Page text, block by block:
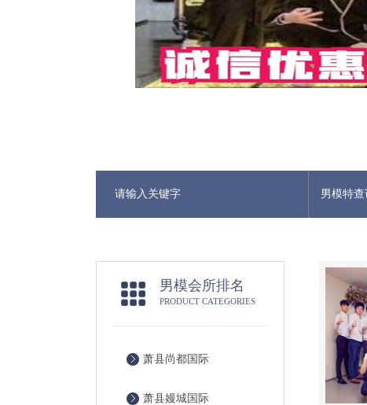
男模特查
男模会所排名
PRODUCT CATEGORIES
萧县尚都国际
萧县嫚城国际